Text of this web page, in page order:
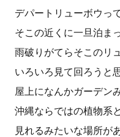
デパートリューボウっ
そこの近くに一旦泊まっ
雨破りがてらそこのリ
いろいろ見て回ろうと
屋上になんかガーデン
沖縄ならではの植物系
見れるみたいな場所が